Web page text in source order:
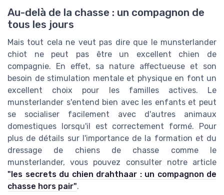
Au-delà de la chasse : un compagnon de
tous les jours
Mais tout cela ne veut pas dire que le munsterlander
chiot ne peut pas être un excellent chien de
compagnie. En effet, sa nature affectueuse et son
besoin de stimulation mentale et physique en font un
excellent choix pour les familles actives. Le
munsterlander s'entend bien avec les enfants et peut
se socialiser facilement avec d'autres animaux
domestiques lorsqu'il est correctement formé. Pour
plus de détails sur l'importance de la formation et du
dressage de chiens de chasse comme le
munsterlander, vous pouvez consulter notre article
"les secrets du chien drahthaar : un compagnon de
chasse hors pair".